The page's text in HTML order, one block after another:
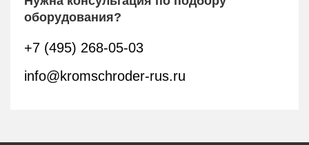
оборудования?
+7 (495) 268-05-03
info@kromschroder-rus.ru